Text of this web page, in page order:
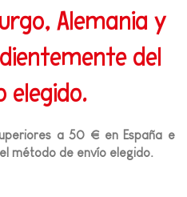
Alemania y
del
elegido.
a 50 € en España e
método de envío elegido.